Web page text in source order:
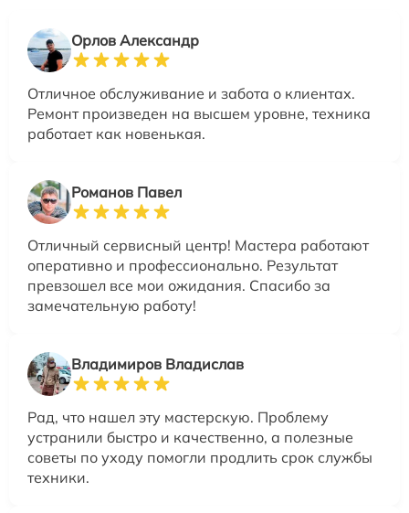
Орлов Александр
Отличное обслуживание и забота о клиентах.
Ремонт произведен на высшем уровне, техника
работает как новенькая.
Романов Павел
Отличный сервисный центр! Мастера работают
оперативно и профессионально. Результат
превзошел все мои ожидания. Спасибо за
замечательную работу!
Владимиров Владислав
Рад, что нашел эту мастерскую. Проблему
устранили быстро и качественно, а полезные
советы по уходу помогли продлить срок службы
техники.